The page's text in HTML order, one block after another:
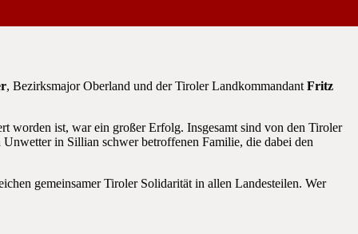
, Bezirksmajor Oberland und der Tiroler Landkommandant Fritz
worden ist, war ein großer Erfolg. Insgesamt sind von den Tiroler
in Sillian schwer betroffenen Familie, die dabei den
gemeinsamer Tiroler Solidarität in allen Landesteilen. Wer